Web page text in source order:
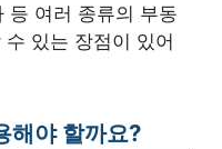
등 여러 종류의 부동
있는 장점이 있어
해야 할까요?